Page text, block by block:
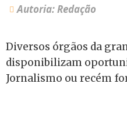
Autoria: Redação
Diversos órgãos da
disponibilizam
Jornalismo ou recém